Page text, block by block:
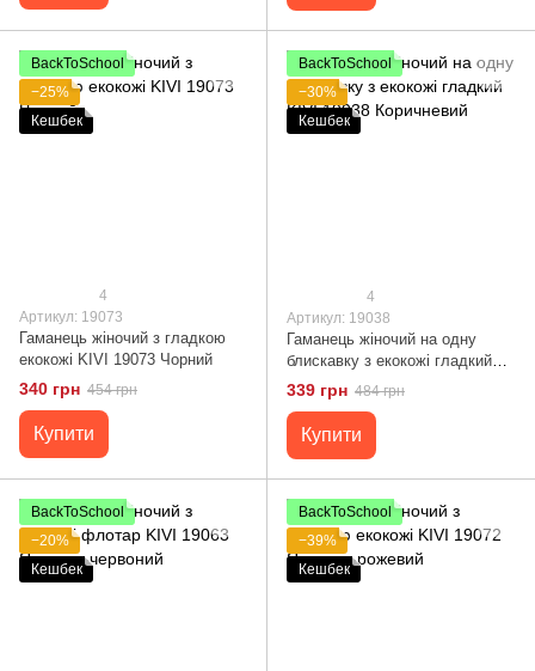
BackToSchool
−25%
Кешбек
4
Артикул: 19073
Гаманець жіночий з гладкою
екокожі KIVI 19073 Чорний
340 грн 454 грн
Купити
BackToSchool
−30%
Кешбек
4
Артикул: 19038
Гаманець жіночий на одну
блискавку з екокожі гладкий
KIVI 19038 Коричневий
339 грн 484 грн
Купити
BackToSchool
−20%
Кешбек
BackToSchool
−39%
Кешбек